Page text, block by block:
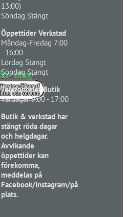
13:00)
Söndag Stängt
Öppettider Verkstad
Måndag-Fredag 7:00
- 16:00
Lördag Stängt
Söndag Stängt
Telefontider Butik
Vardagar 9:00 - 17:00
Butik & verkstad har
stängt röda dagar
och helgdagar.
Avvikande
öppettider kan
förekomma,
meddelas på
Facebook/Instagram/på
plats.